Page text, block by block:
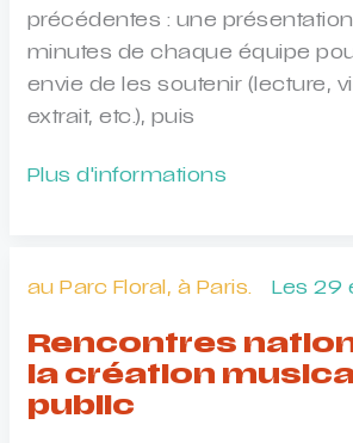
précédentes : une
minutes de chaque équipe
envie de les soutenir (lecture,
extrait, etc.), puis
Fenêtre
Plus d'informations
au Parc Floral, à Paris. Les 29
Rencontres
la création
public